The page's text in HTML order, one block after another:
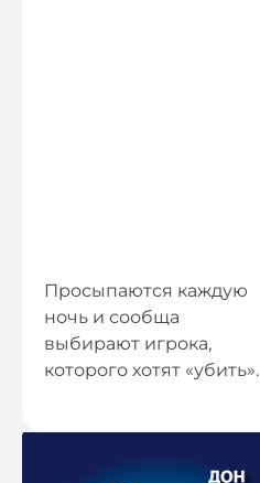
Просыпаются каждую
ночь и сообща
выбирают игрока,
которого хотят «убить».